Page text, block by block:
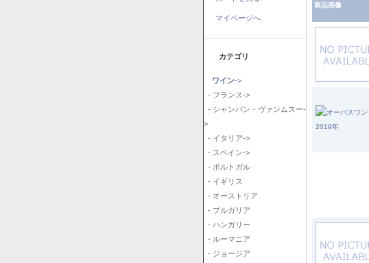
マイページへ
カテゴリ
ワイン->
- フランス->
- シャンパン・ヴァンムスー-
>
- イタリア->
- スペイン->
- ポルトガル
- イギリス
- オーストリア
- ブルガリア
- ハンガリー
- ルーマニア
- ジョージア
商品画像